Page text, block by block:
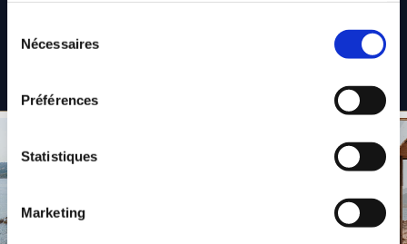
Nécessaires
Préférences
Statistiques
Marketing
Quelques photos de nos deux espaces
Découvrez des photos de notre établissement et de son